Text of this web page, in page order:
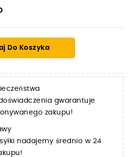
Do Koszyka
gwarantuje
zakupu!
nadajemy średnio w 24